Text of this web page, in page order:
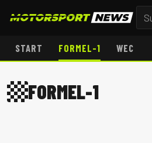
START FORMEL-1 WEC
FORMEL-1